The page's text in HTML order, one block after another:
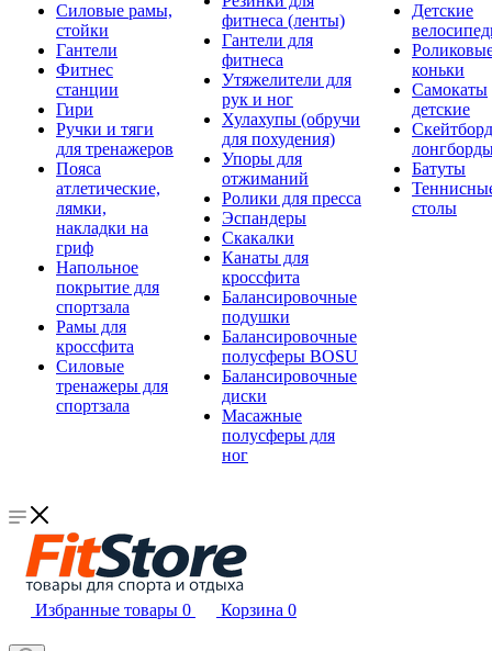
Силовые рамы,
стойки
Гантели
Фитнес
станции
Гири
Ручки и тяги
для тренажеров
Пояса
атлетические,
лямки,
накладки на
гриф
Напольное
покрытие для
спортзала
Рамы для
кроссфита
Силовые
тренажеры для
спортзала
фитнеса (ленты)
Гантели для
фитнеса
Утяжелители для
рук и ног
Хулахупы (обручи
для похудения)
Упоры для
отжиманий
Ролики для пресса
Эспандеры
Скакалки
Канаты для
кроссфита
Балансировочные
подушки
Балансировочные
полусферы BOSU
Балансировочные
диски
Масажные
полусферы для
ног
Детские
коньки
Самокаты
детские
Батуты
столы
Избранные товары 0 Корзина 0